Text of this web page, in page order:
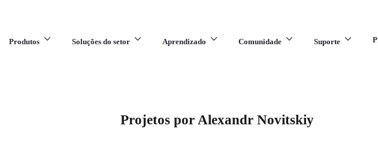
Produtos Soluções do setor Aprendizado Comunidade Suporte
Projetos por Alexandr Novitskiy